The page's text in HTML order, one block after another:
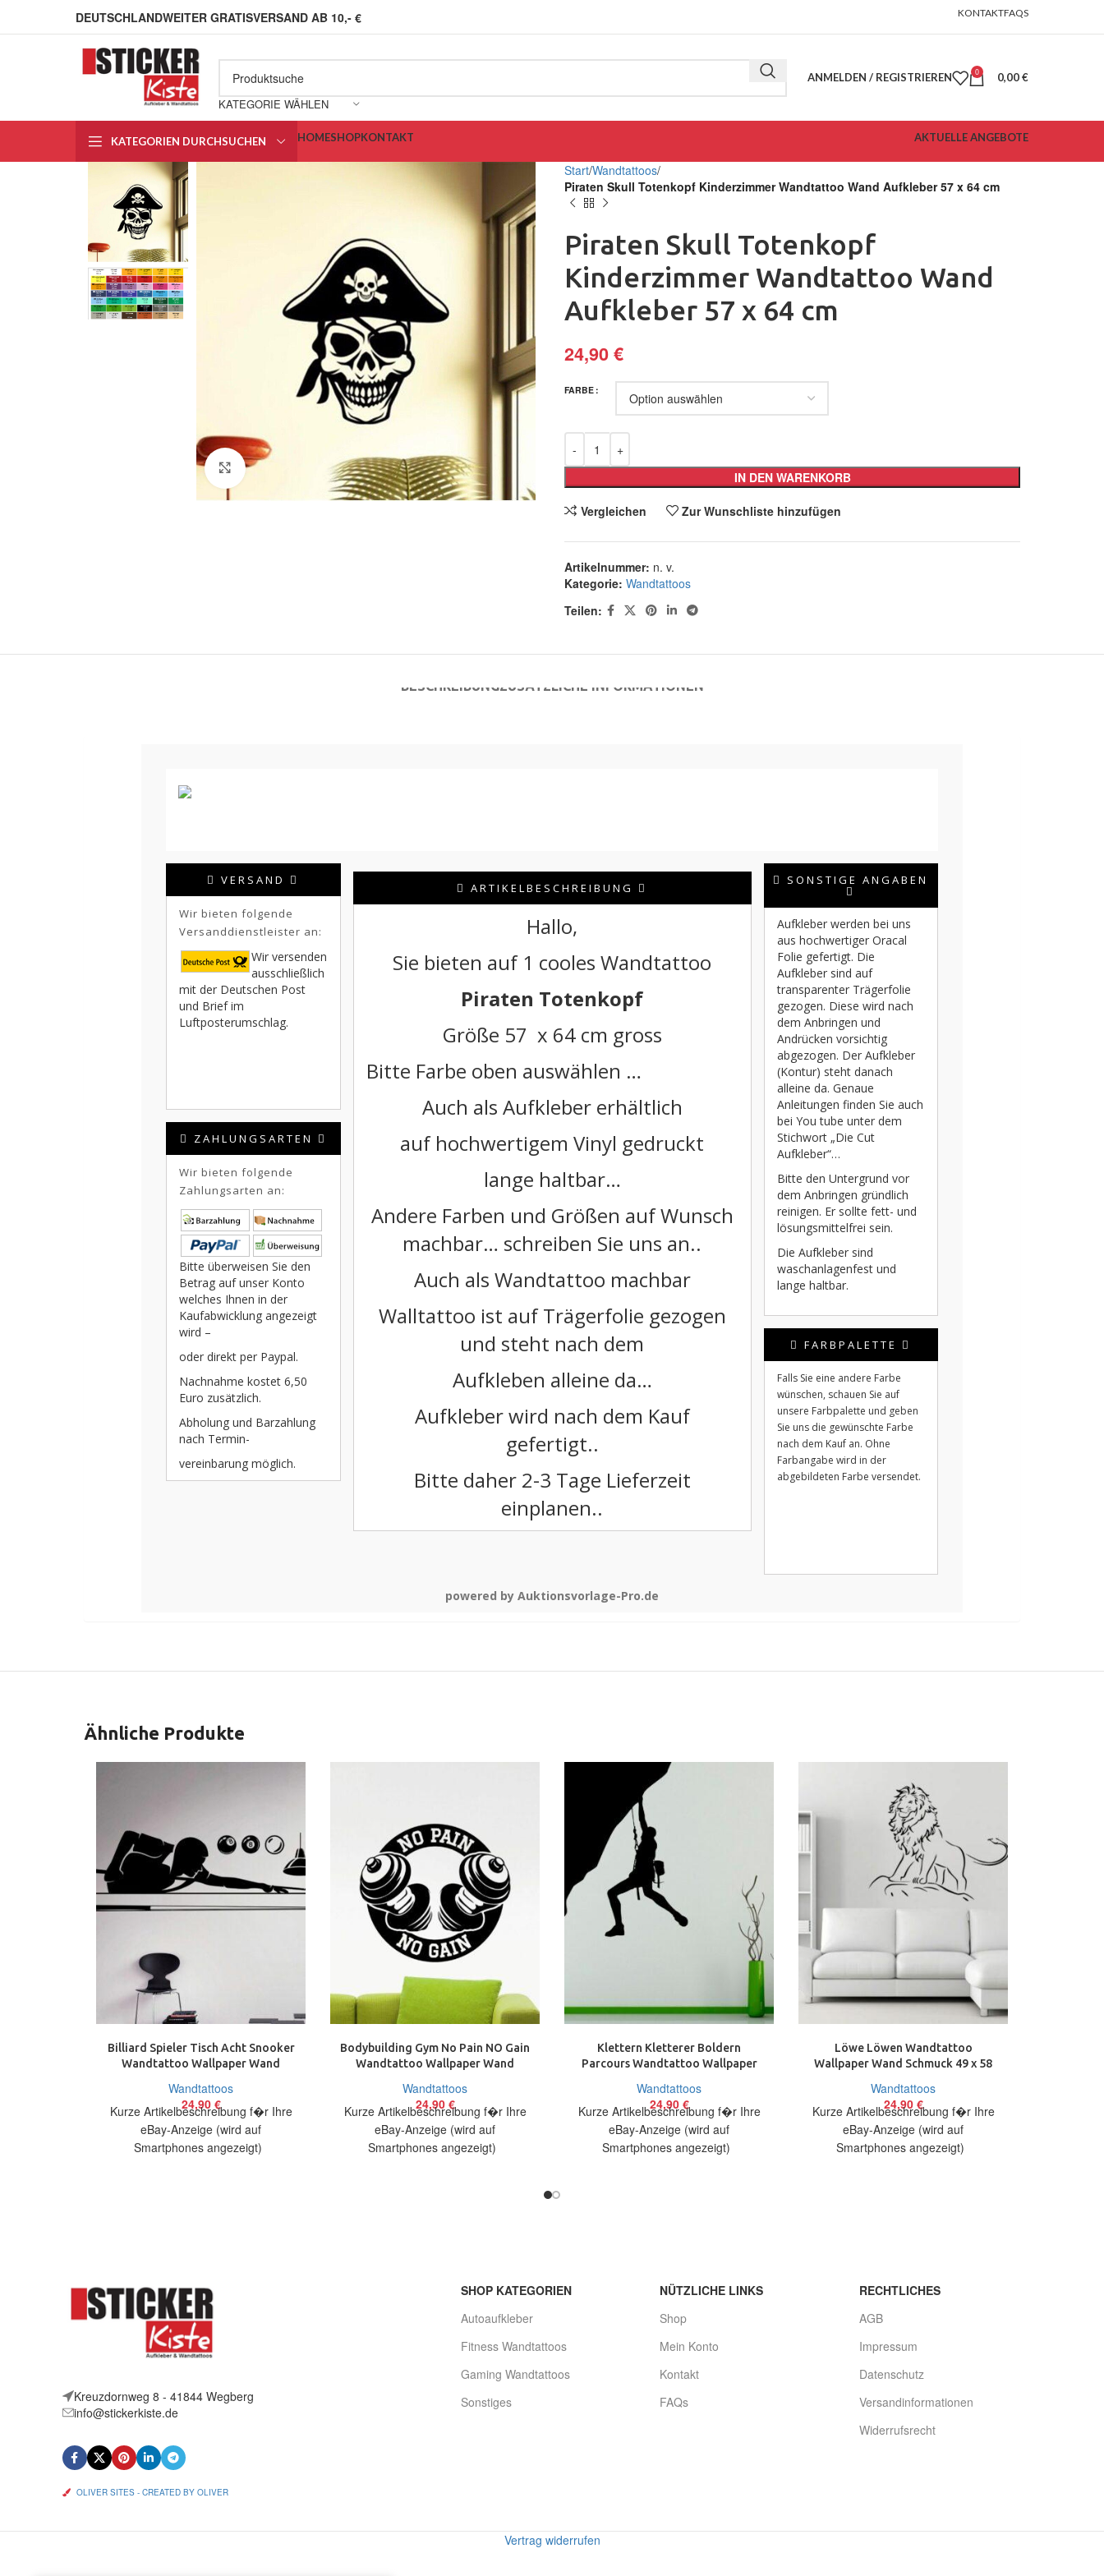
DEUTSCHLANDWEITER GRATISVERSAND AB 10,- € KONTAKTFAQS
KATEGORIE WÄHLEN
ANMELDEN / REGISTRIEREN 0 0,00€
KATEGORIEN DURCHSUCHEN HOMESHOPKONTAKT AKTUELLE ANGEBOTE
Klick zum Vergrößern
Start Wandtattoos
Piraten Skull Totenkopf Kinderzimmer Wandtattoo Wand Aufkleber 57 x 64 cm
Piraten Skull Totenkopf
Kinderzimmer Wandtattoo Wand
Aufkleber 57 x 64 cm
24,90€
FARBE
IN DEN WARENKORB
Vergleichen Zur Wunschliste hinzufügen
Artikelnummer: n. v.
Kategorie: Wandtattoos
Teilen:
BESCHREIBUNGZUSÄTZLICHE INFORMATIONEN
ARTIKELBESCHREIBUNG
Hallo,
Sie bieten auf 1 cooles Wandtattoo
Piraten Totenkopf
Größe 57 x 64 cm gross
Bitte Farbe oben auswählen …
Auch als Aufkleber erhältlich
auf hochwertigem Vinyl gedruckt
lange haltbar…
Andere Farben und Größen auf Wunsch
machbar… schreiben Sie uns an..
Auch als Wandtattoo machbar
Walltattoo ist auf Trägerfolie gezogen
und steht nach dem
Aufkleben alleine da…
Aufkleber wird nach dem Kauf
gefertigt..
Bitte daher 2-3 Tage Lieferzeit
einplanen..
VERSAND
Wir bieten folgende
Versanddienstleister an:
Wir versenden
ausschließlich
mit der Deutschen Post
und Brief im
Luftposterumschlag.
ZAHLUNGSARTEN
Wir bieten folgende
Zahlungsarten an:
Bitte überweisen Sie den
Betrag auf unser Konto
welches Ihnen in der
Kaufabwicklung angezeigt
wird –
oder direkt per Paypal.
Nachnahme kostet 6,50
Euro zusätzlich.
Abholung und Barzahlung
nach Termin-
vereinbarung möglich.
SONSTIGE ANGABEN
Aufkleber werden bei uns
aus hochwertiger Oracal
Folie gefertigt. Die
Aufkleber sind auf
transparenter Trägerfolie
gezogen. Diese wird nach
dem Anbringen und
Andrücken vorsichtig
abgezogen. Der Aufkleber
(Kontur) steht danach
alleine da. Genaue
Anleitungen finden Sie auch
bei You tube unter dem
Stichwort „Die Cut
Aufkleber“…
Bitte den Untergrund vor
dem Anbringen gründlich
reinigen. Er sollte fett- und
lösungsmittelfrei sein.
Die Aufkleber sind
waschanlagenfest und
lange haltbar.
FARBPALETTE
Falls Sie eine andere Farbe
wünschen, schauen Sie auf
unsere Farbpalette und geben
Sie uns die gewünschte Farbe
nach dem Kauf an. Ohne
Farbangabe wird in der
abgebildeten Farbe versendet.
powered by Auktionsvorlage-Pro.de
Ähnliche Produkte
Billiard Spieler Tisch Acht Snooker
Wandtattoo Wallpaper Wand
Wandtattoos
24,90 €
Kurze Artikelbeschreibung f�r Ihre
eBay-Anzeige (wird auf
Smartphones angezeigt)
Bodybuilding Gym No Pain NO Gain
Wandtattoo Wallpaper Wand
Wandtattoos
24,90 €
Kurze Artikelbeschreibung f�r Ihre
eBay-Anzeige (wird auf
Smartphones angezeigt)
Klettern Kletterer Boldern
Parcours Wandtattoo Wallpaper
Wandtattoos
24,90 €
Kurze Artikelbeschreibung f�r Ihre
eBay-Anzeige (wird auf
Smartphones angezeigt)
Löwe Löwen Wandtattoo
Wallpaper Wand Schmuck 49 x 58
Wandtattoos
24,90 €
Kurze Artikelbeschreibung f�r Ihre
eBay-Anzeige (wird auf
Smartphones angezeigt)
Kreuzdornweg 8 - 41844 Wegberg
info@stickerkiste.de
OLIVER SITES - CREATED BY OLIVER
SHOP KATEGORIEN
Autoaufkleber
Fitness Wandtattoos
Gaming Wandtattoos
Sonstiges
NÜTZLICHE LINKS
Shop
Mein Konto
Kontakt
FAQs
RECHTLICHES
AGB
Impressum
Datenschutz
Versandinformationen
Widerrufsrecht
Vertrag widerrufen